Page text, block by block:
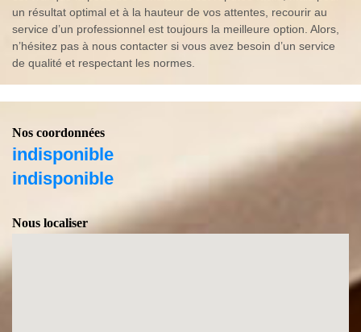
un résultat optimal et à la hauteur de vos attentes, recourir au
service d’un professionnel est toujours la meilleure option. Alors,
n’hésitez pas à nous contacter si vous avez besoin d’un service
de qualité et respectant les normes.
Nos coordonnées
indisponible
indisponible
Nous localiser